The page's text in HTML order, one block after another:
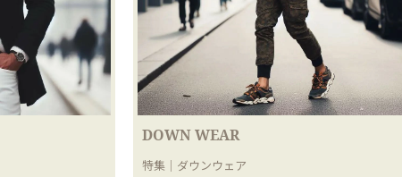
DOWN WEAR
特集｜ダウンウェア